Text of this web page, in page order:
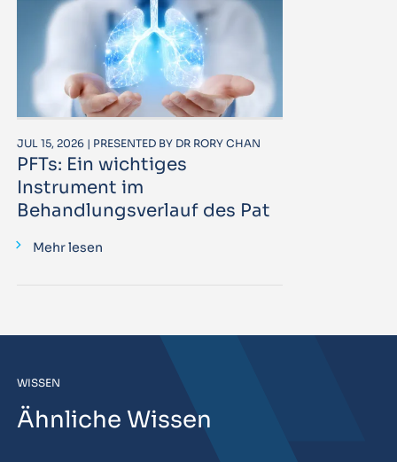
JUL 15, 2026 | PRESENTED BY DR RORY CHAN
PFTs: Ein wichtiges
Instrument im
Behandlungsverlauf des Pat
Mehr lesen
WISSEN
Ähnliche Wissen